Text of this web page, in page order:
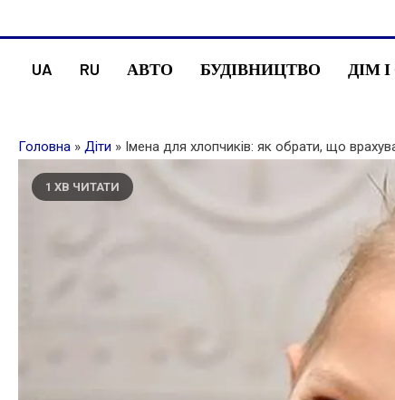
to administr-law.org.ua
UA RU АВТО БУДІВНИЦТВО ДІМ
Головна » Діти » Імена для хлопчиків: як обрати, що
1 ХВ ЧИТАТИ